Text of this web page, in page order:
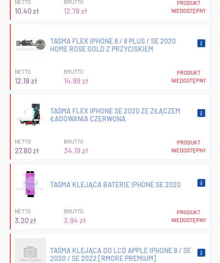
NETTO
10.40 zł
BRUTTO
12.79 zł
PRODUKT
NIEDOSTĘPNY
TAŚMA FLEX IPHONE 8 / 8 PLUS / SE 2020
HOME ROSE GOLD Z PRZYCISKIEM
NETTO
12.19 zł
BRUTTO
14.99 zł
PRODUKT
NIEDOSTĘPNY
TAŚMA FLEX IPHONE SE 2020 ZE ZŁĄCZEM
ŁADOWANIA CZERWONA
NETTO
27.80 zł
BRUTTO
34.19 zł
PRODUKT
NIEDOSTĘPNY
TAŚMA KLEJĄCA BATERIE IPHONE SE 2020
NETTO
3.20 zł
BRUTTO
3.94 zł
PRODUKT
NIEDOSTĘPNY
TAŚMA KLEJĄCA DO LCD APPLE IPHONE 8 / SE
2020 / SE 2022 [RMORE PREMIUM]